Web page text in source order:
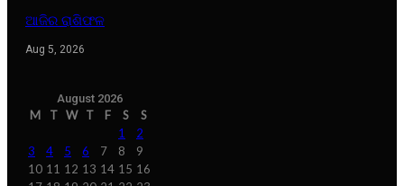
ଆଜିର ରାଶିଫଳ
Aug 5, 2026
August 2026
M T W T F S
S
1
2
3
4 5 6 7 8
9
10 11 12 13 14 15 16